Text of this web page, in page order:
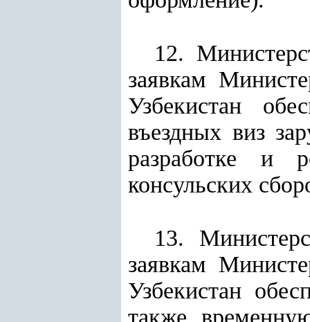
12.
заявкам
Узбекистан
въездных виз
разработке и
консульских
13.
заявкам
Узбекистан
также